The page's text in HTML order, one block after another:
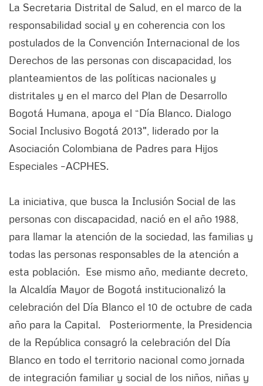
La Secretaria Distrital de Salud, en el marco de la
responsabilidad social y en coherencia con los
postulados de la Convención Internacional de los
Derechos de las personas con discapacidad, los
planteamientos de las políticas nacionales y
distritales y en el marco del Plan de Desarrollo
Bogotá Humana, apoya el “Día Blanco. Dialogo
Social Inclusivo Bogotá 2013", liderado por la
Asociación Colombiana de Padres para Hijos
Especiales –ACPHES.
La iniciativa, que busca la Inclusión Social de las
personas con discapacidad, nació en el año 1988,
para llamar la atención de la sociedad, las familias y
todas las personas responsables de la atención a
esta población. Ese mismo año, mediante decreto,
la Alcaldía Mayor de Bogotá institucionalizó la
celebración del Día Blanco el 10 de octubre de cada
año para la Capital. Posteriormente, la Presidencia
de la República consagró la celebración del Día
Blanco en todo el territorio nacional como jornada
de integración familiar y social de los niños, niñas y